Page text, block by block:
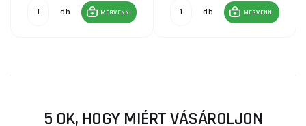
db MEGVENNI db MEGVENNI
5 OK, HOGY MIÉRT VÁSÁROLJON